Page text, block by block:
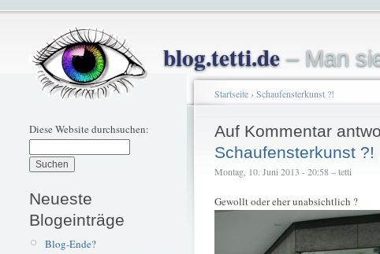
blog.tetti.de– Man
Diese Website durchsuchen:
Neueste
Blogeinträge
Blog-Ende?
Startseite› Schaufensterkunst ?!
Auf Kommentar
Schaufensterkunst ?!
Montag, 10. Juni 2013 - 20:58 – tetti
Gewollt oder eher unabsichtlich ?